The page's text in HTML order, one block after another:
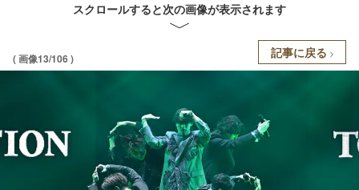
スクロールすると次の画像が表示されます
( 画像13/106 ) 記事に戻る